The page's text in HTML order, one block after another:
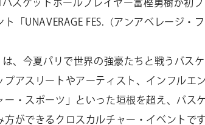
スケットボールプレイヤー富樫勇樹が初
「UNAVERAGE FES.（アンアベレージ・
」は、今夏パリで世界の強豪たちと戦うバス
プアスリートやアーティスト、インフルエ
ー・スポーツ」といった垣根を超え、バス
方ができるクロスカルチャー・イベントで